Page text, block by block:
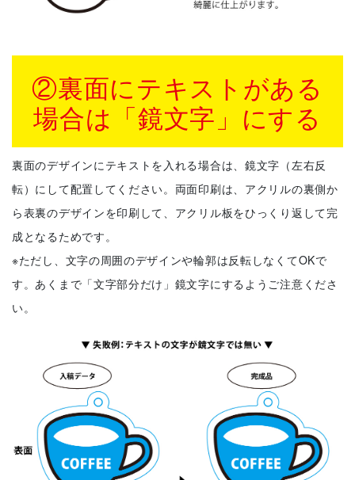
②裏面にテキストがある
場合は「鏡文字」にする
裏面のデザインにテキストを入れる場合は、鏡文字（左右反
転）にして配置してください。両面印刷は、アクリルの裏側か
ら表裏のデザインを印刷して、アクリル板をひっくり返して完
成となるためです。
※ただし、文字の周囲のデザインや輪郭は反転しなくてOKで
す。あくまで「文字部分だけ」鏡文字にするようご注意くださ
い。